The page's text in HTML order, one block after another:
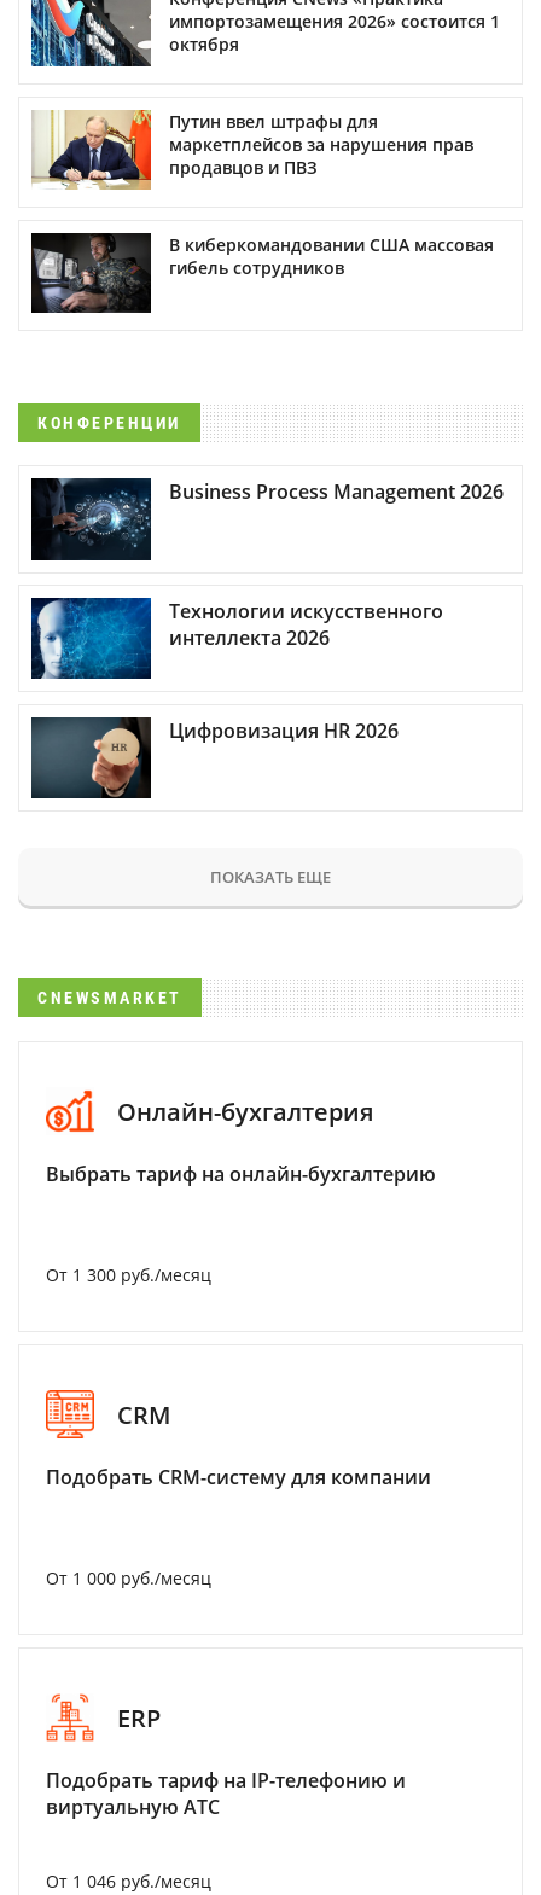
импортозамещения 2026» состоится 1
октября
Путин ввел штрафы для
маркетплейсов за нарушения прав
продавцов и ПВЗ
В киберкомандовании США массовая
гибель сотрудников
КОНФЕРЕНЦИИ
Business Process Management 2026
Технологии искусственного
интеллекта 2026
Цифровизация HR 2026
ПОКАЗАТЬ ЕЩЕ
CNEWSMARKET
Онлайн-бухгалтерия
Выбрать тариф на онлайн-бухгалтерию
От 1 300 руб./месяц
CRM
Подобрать CRM-систему для компании
От 1 000 руб./месяц
ERP
Подобрать тариф на IP-телефонию и
виртуальную АТС
От 1 046 руб./месяц